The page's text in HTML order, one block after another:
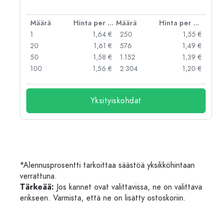
Määrä Hinta per kpl Määrä
Hinta per kpl
1
1,64 €
20
1,61 €
50
1,58 €
100
1,56 €
250
1,55 €
576
1,49 €
1.152
1,39 €
2.304
1,20 €
Yksityiskohdat
*Alennusprosentti tarkoittaa säästöä yksikköhintaan
verrattuna.
Tärkeää: Jos kannet ovat valittavissa, ne on valittava
erikseen. Varmista, että ne on lisätty ostoskoriin.